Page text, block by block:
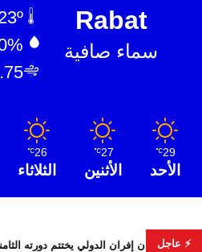
Rabat
سماء صافية
2.75
29
℃
الأحد
27
℃
الأثنين
26
℃
الثلاثاء
⚡ عاجل
الأمن مهرجان إفران